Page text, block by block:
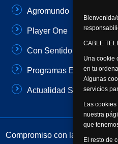
CABLE
Una cookie
en tu
Algunas
servicios
Las
nuestra
que
El resto de
Agromundo
Player One
Con Sentido Común
Programas Especiales
Actualidad Semanal
Compromiso con la protección